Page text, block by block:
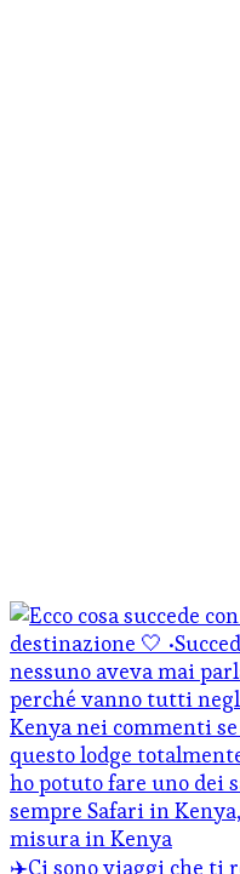
✈️Ci sono viaggi che ti